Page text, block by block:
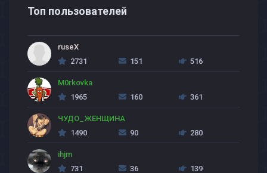
Топ пользователей
ruseX
2731
151 516
M0rkovka
1965
160 361
ЧУДО_ЖЕНЩИНА
1490
90 280
ihjm
731
36 139